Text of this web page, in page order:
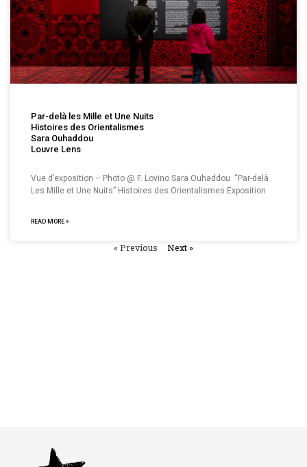
Par-delà les Mille et Une Nuits
Histoires des Orientalismes
Sara Ouhaddou
Louvre Lens
Vue d’exposition – Photo @ F. Lovino Sara Ouhaddou “Par-delà
Les Mille et Une Nuits” Histoires des Orientalismes Exposition
READ MORE »
« Previous Next »